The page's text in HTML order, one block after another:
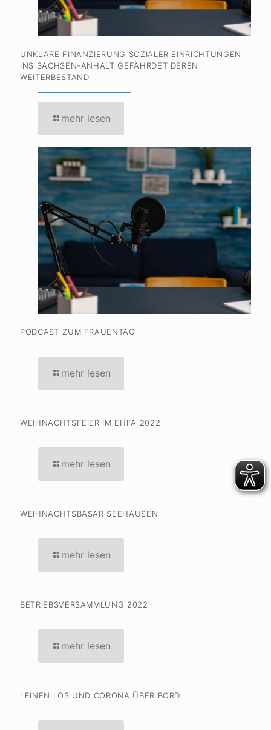
UNKLARE FINANZIERUNG SOZIALER EINRICHTUNGEN
INS SACHSEN-ANHALT GEFÄHRDET DEREN
WEITERBESTAND
mehr lesen
PODCAST ZUM FRAUENTAG
mehr lesen
WEIHNACHTSFEIER IM EHFA 2022
mehr lesen
WEIHNACHTSBASAR SEEHAUSEN
mehr lesen
BETRIEBSVERSAMMLUNG 2022
mehr lesen
LEINEN LOS UND CORONA ÜBER BORD